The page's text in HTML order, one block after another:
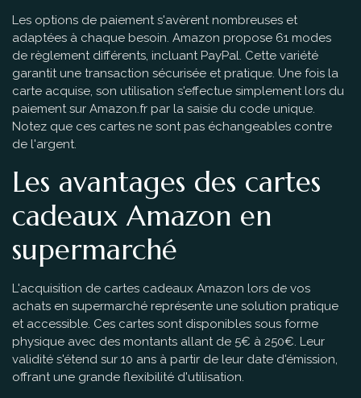
Les options de paiement s'avèrent nombreuses et
adaptées à chaque besoin. Amazon propose 61 modes
de règlement différents, incluant PayPal. Cette variété
garantit une transaction sécurisée et pratique. Une fois la
carte acquise, son utilisation s'effectue simplement lors du
paiement sur Amazon.fr par la saisie du code unique.
Notez que ces cartes ne sont pas échangeables contre
de l'argent.
Les avantages des cartes
cadeaux Amazon en
supermarché
L'acquisition de cartes cadeaux Amazon lors de vos
achats en supermarché représente une solution pratique
et accessible. Ces cartes sont disponibles sous forme
physique avec des montants allant de 5€ à 250€. Leur
validité s'étend sur 10 ans à partir de leur date d'émission,
offrant une grande flexibilité d'utilisation.